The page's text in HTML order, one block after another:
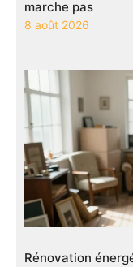
marche pas
8 août 2026
Rénovation